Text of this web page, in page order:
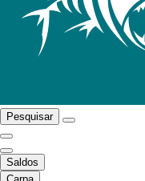
Pesquisar
Saldos